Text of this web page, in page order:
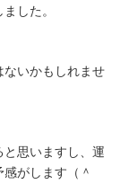
した。
ないかもしれませ
と思いますし、運
がします（＾